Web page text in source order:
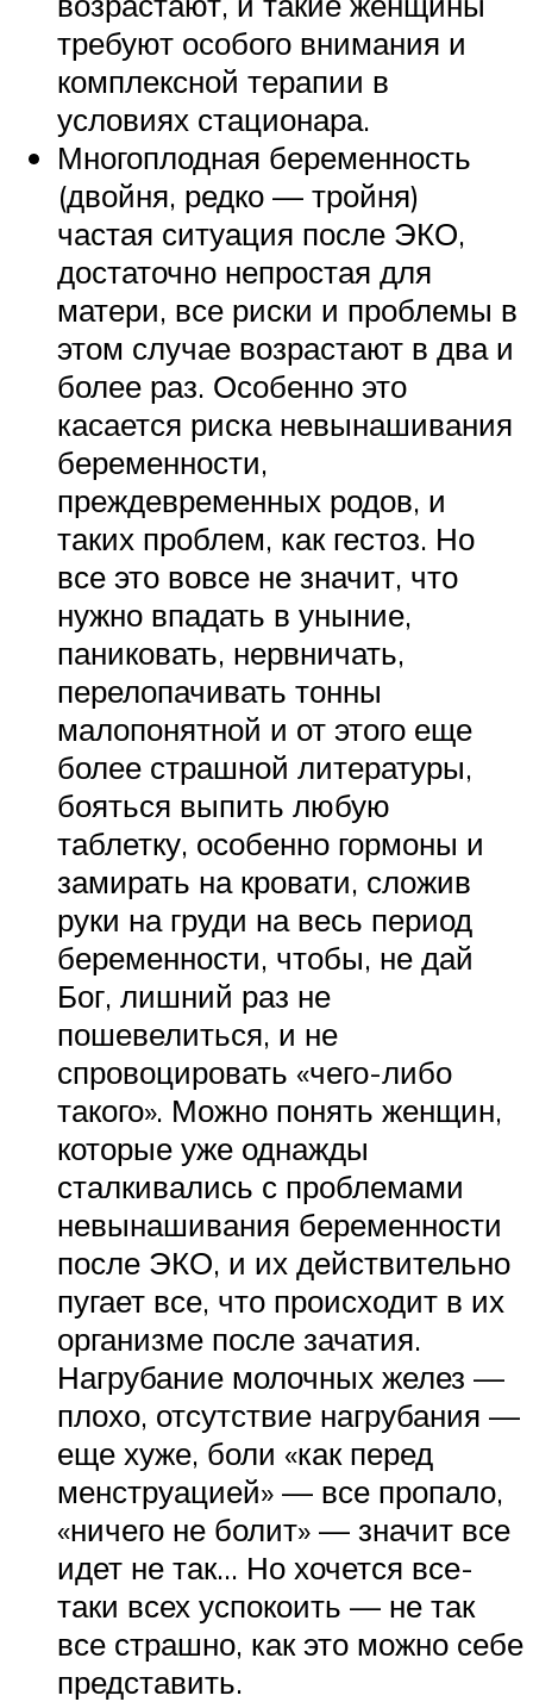
требуют особого внимания и
комплексной терапии в
условиях стационара.
Многоплодная беременность
(двойня, редко — тройня)
частая ситуация после ЭКО,
достаточно непростая для
матери, все риски и проблемы в
этом случае возрастают в два и
более раз. Особенно это
касается риска невынашивания
беременности,
преждевременных родов, и
таких проблем, как гестоз. Но
все это вовсе не значит, что
нужно впадать в уныние,
паниковать, нервничать,
перелопачивать тонны
малопонятной и от этого еще
более страшной литературы,
бояться выпить любую
таблетку, особенно гормоны и
замирать на кровати, сложив
руки на груди на весь период
беременности, чтобы, не дай
Бог, лишний раз не
пошевелиться, и не
спровоцировать «чего-либо
такого». Можно понять женщин,
которые уже однажды
сталкивались с проблемами
невынашивания беременности
после ЭКО, и их действительно
пугает все, что происходит в их
организме после зачатия.
Нагрубание молочных желез —
плохо, отсутствие нагрубания —
еще хуже, боли «как перед
менструацией» — все пропало,
«ничего не болит» — значит все
идет не так… Но хочется все-
таки всех успокоить — не так
все страшно, как это можно себе
представить.